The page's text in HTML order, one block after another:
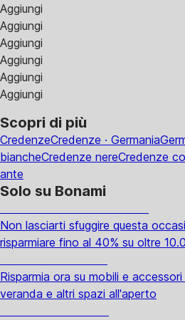
Aggiungi
Aggiungi
Aggiungi
Aggiungi
Aggiungi
Aggiungi
Scopri di più
CredenzeCredenze · Germania
biancheCredenze nereCredenze
ante
Solo su Bonami
Non lasciarti sfuggire questa
risparmiare fino al 40% su oltre
Risparmia ora su mobili e
veranda e altri spazi all'aperto